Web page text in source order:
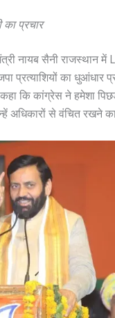
का प्रचार
नायब सैनी
प्रत्याशियों का धुआंधार
कि कांग्रेस ने हमेशा
अधिकारों से वंचित रखने